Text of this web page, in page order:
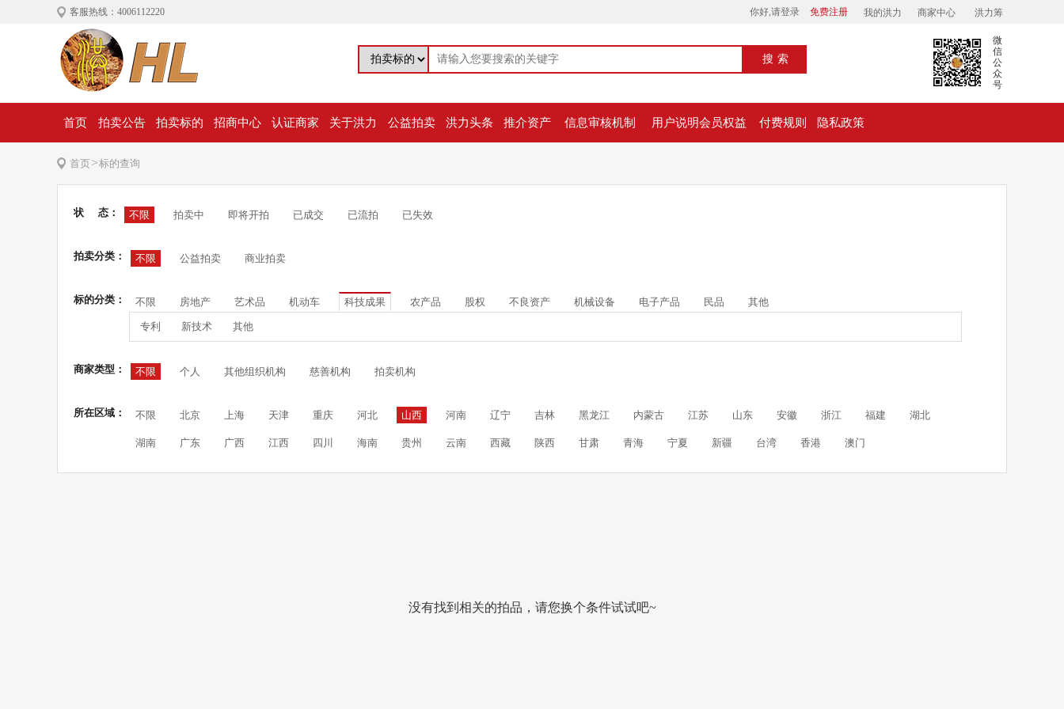
客服热线：4006112220 你好,请登录 免费注册 我的洪力 商家中心 洪力筹
搜索
微
信
公
众
号
首页 拍卖公告 拍卖标的 招商中心 认证商家 关于洪力 公益拍卖 洪力头条 推介资产 信息审核机制 用户说明会员权益 付费规则 隐私政策
首页>标的查询
状 态： 不限 拍卖中 即将开拍 已成交 已流拍 已失效
拍卖分类： 不限 公益拍卖 商业拍卖
标的分类： 不限 房地产 艺术品 机动车 科技成果 农产品 股权 不良资产 机械设备 电子产品 民品 其他
专利 新技术 其他
商家类型： 不限 个人 其他组织机构 慈善机构 拍卖机构
所在区域： 不限 北京 上海 天津 重庆 河北 山西 河南 辽宁 吉林 黑龙江 内蒙古 江苏 山东 安徽 浙江 福建 湖北
湖南 广东 广西 江西 四川 海南 贵州 云南 西藏 陕西 甘肃 青海 宁夏 新疆 台湾 香港 澳门
没有找到相关的拍品，请您换个条件试试吧~